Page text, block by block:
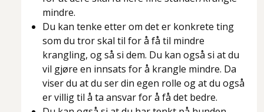
mindre.
Du kan tenke etter om det er konkrete ting
som du tror skal til for å få til mindre
krangling, og så si dem. Du kan også si at du
vil gjøre en innsats for å krangle mindre. Da
viser du at du ser din egen rolle og at du også
er villig til å ta ansvar for å få det bedre.